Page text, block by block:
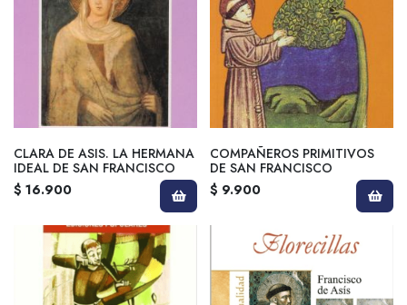
CLARA DE ASIS. LA HERMANA
IDEAL DE SAN FRANCISCO
$ 16.900
COMPAÑEROS PRIMITIVOS
DE SAN FRANCISCO
$ 9.900